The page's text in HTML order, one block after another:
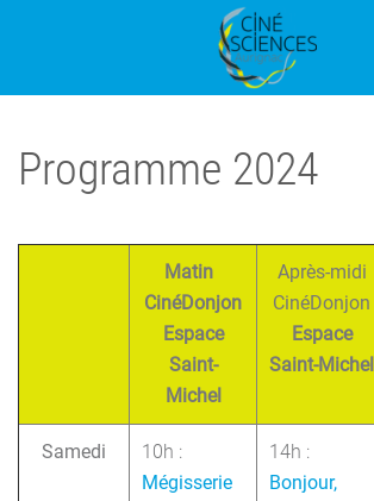
Programme 2024
Matin
CinéDonjon
Espace
Saint-
Michel
Après-midi
CinéDonjon
Espace
Saint-Michel
Samedi
10h :
Mégisserie
14h :
Bonjour,